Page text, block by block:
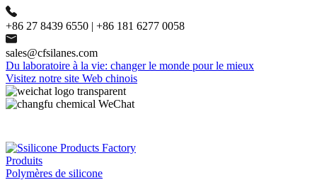
+86 27 8439 6550 | +86 181 6277 0058
sales@cfsilanes.com
Du laboratoire à la vie: changer le monde pour le mieux
Visitez notre site Web chinois
Produits
Polymères de silicone